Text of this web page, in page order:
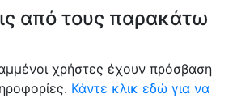
από τους παρακάτω
χρήστες έχουν πρόσβαση
Κάντε κλικ εδώ για να